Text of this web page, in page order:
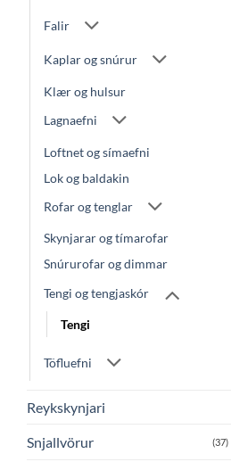
Falir
Kaplar og snúrur
Klær og hulsur
Lagnaefni
Loftnet og símaefni
Lok og baldakin
Rofar og tenglar
Skynjarar og tímarofar
Snúrurofar og dimmar
Tengi og tengjaskór
Tengi
Töfluefni
Reykskynjari
Snjallvörur (37)
Bæta
óskalista
TENGI
Stungutengi 2F 100stk.